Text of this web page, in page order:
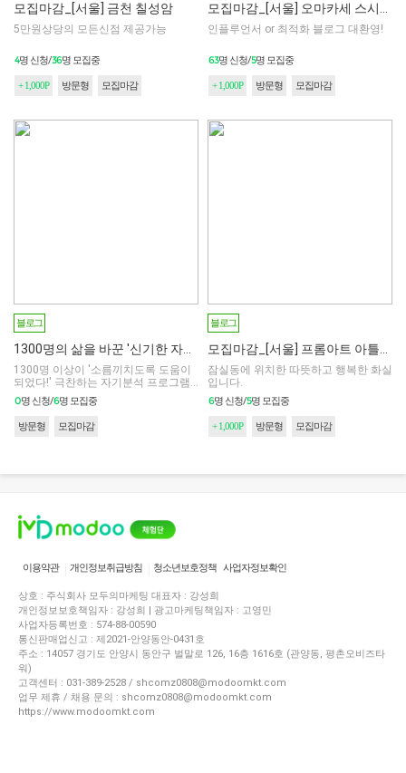
모집마감_[서울] 금천 칠성암
5만원상당의 모든신점 제공가능
4명 신청/36명 모집중
+ 1,000P 방문형 모집마감
인플루언서 or 최적화 블로그 대환영!
63명 신청/5명 모집중
+ 1,000P 방문형 모집마감
블로그
1300명 이상이 '소름끼치도록 도움이
되었다!' 극찬하는 자기분석 프로그램
에 참여해 보세요!
0명 신청/6명 모집중
방문형 모집마감
블로그
잠실동에 위치한 따뜻하고 행복한 화실
입니다.
6명 신청/5명 모집중
+ 1,000P 방문형 모집마감
이용약관 개인정보취급방침 청소년보호정책 사업자정보확인
상호 : 주식회사 모두의마케팅 대표자 : 강성희
개인정보보호책임자 : 강성희 | 광고마케팅책임자 : 고영민
사업자등록번호 : 574-88-00590
통신판매업신고 : 제2021-안양동안-0431호
주소 : 14057 경기도 안양시 동안구 벌말로 126, 16층 1616호 (관양동, 평촌오비즈타
워)
고객센터 : 031-389-2528 / shcomz0808@modoomkt.com
업무 제휴 / 채용 문의 : shcomz0808@modoomkt.com
https://www.modoomkt.com